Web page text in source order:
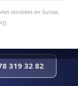
48h en
319 32 82
stockées en Suisse,